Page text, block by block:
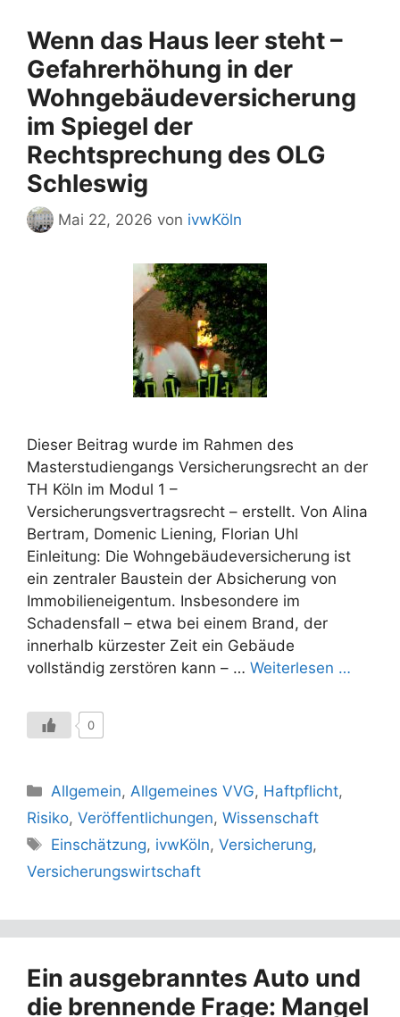
Wenn das Haus leer steht –
Gefahrerhöhung in der
Wohngebäudeversicherung
im Spiegel der
Rechtsprechung des OLG
Schleswig
Mai 22, 2026 von ivwKöln
Dieser Beitrag wurde im Rahmen des
Masterstudiengangs Versicherungsrecht an der
TH Köln im Modul 1 –
Versicherungsvertragsrecht – erstellt. Von Alina
Bertram, Domenic Liening, Florian Uhl
Einleitung: Die Wohngebäudeversicherung ist
ein zentraler Baustein der Absicherung von
Immobilieneigentum. Insbesondere im
Schadensfall – etwa bei einem Brand, der
innerhalb kürzester Zeit ein Gebäude
vollständig zerstören kann – … Weiterlesen …
0
Kategorien
Allgemein,Allgemeines VVG, Haftpflicht,
Risiko, Veröffentlichungen, Wissenschaft
Schlagwörter
Einschätzung, ivwKöln,Versicherung,
Versicherungswirtschaft
Ein ausgebranntes Auto und
die brennende Frage: Mangel